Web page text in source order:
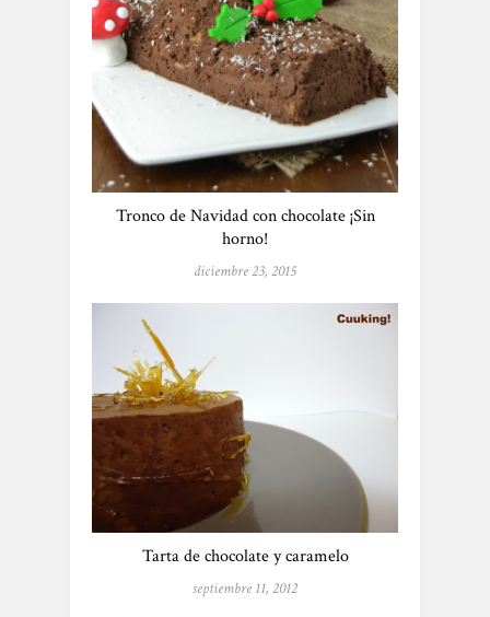
Tronco de Navidad con chocolate ¡Sin
horno!
diciembre 23, 2015
Tarta de chocolate y caramelo
septiembre 11, 2012